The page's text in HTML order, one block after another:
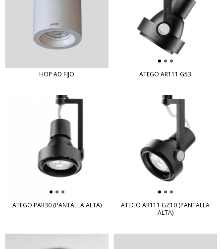
HOP AD FIJO ATEGO AR111 G53
ATEGO PAR30 (PANTALLA ALTA)
ATEGO AR111 GZ10 (PANTALLA
ALTA)